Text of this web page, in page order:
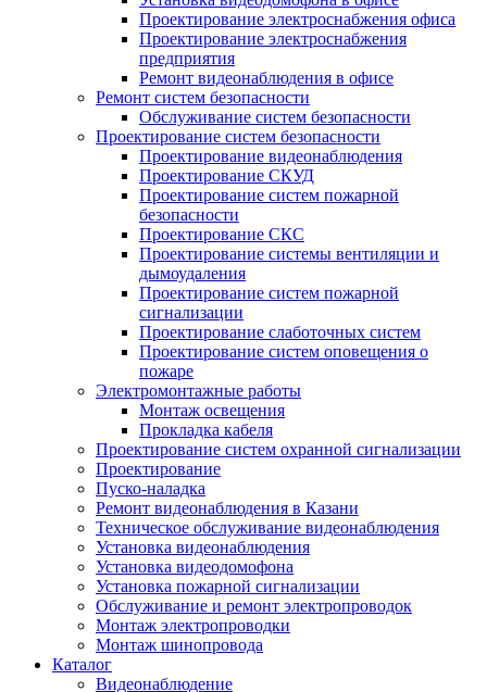
Проектирование электроснабжения офиса
Проектирование электроснабжения
предприятия
Ремонт видеонаблюдения в офисе
Ремонт систем безопасности
Обслуживание систем безопасности
Проектирование систем безопасности
Проектирование видеонаблюдения
Проектирование СКУД
Проектирование систем пожарной
безопасности
Проектирование СКС
Проектирование системы вентиляции и
дымоудаления
Проектирование систем пожарной
сигнализации
Проектирование слаботочных систем
Проектирование систем оповещения о
пожаре
Электромонтажные работы
Монтаж освещения
Прокладка кабеля
Проектирование систем охранной сигнализации
Проектирование
Пуско-наладка
Ремонт видеонаблюдения в Казани
Техническое обслуживание видеонаблюдения
Установка видеонаблюдения
Установка видеодомофона
Установка пожарной сигнализации
Обслуживание и ремонт электропроводок
Монтаж электропроводки
Монтаж шинопровода
Каталог
Видеонаблюдение